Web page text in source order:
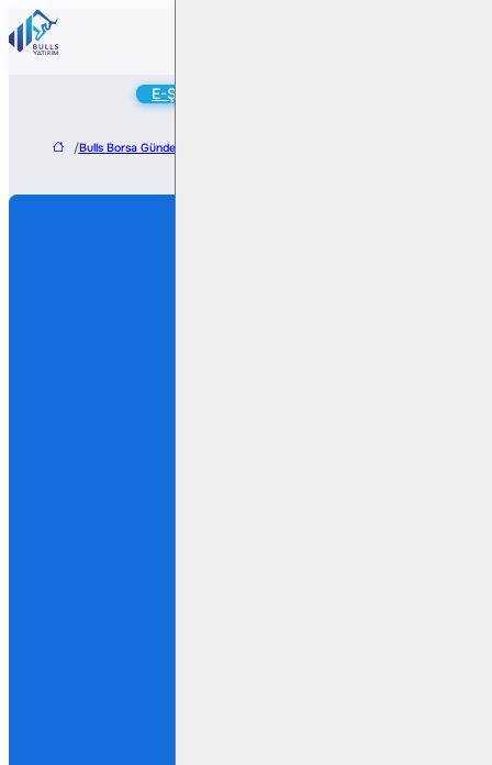
E-Şube
/Bulls Borsa Gündem